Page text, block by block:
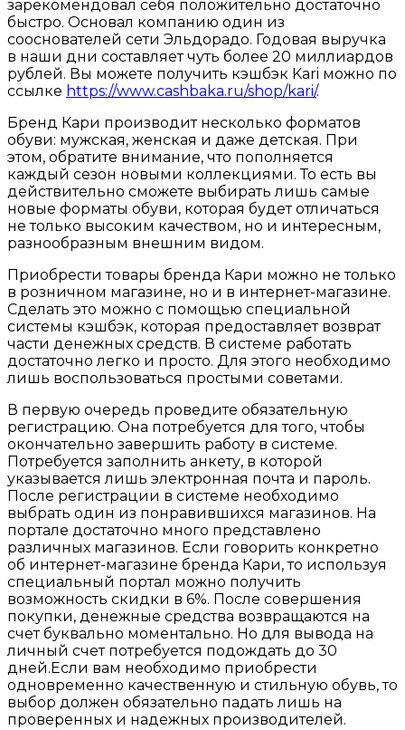
зарекомендовал себя положительно достаточно
быстро. Основал компанию один из
сооснователей сети Эльдорадо. Годовая выручка
в наши дни составляет чуть более 20 миллиардов
рублей. Вы можете получить кэшбэк Kari можно по
ссылке https://www.cashbaka.ru/shop/kari/.
Бренд Кари производит несколько форматов
обуви: мужская, женская и даже детская. При
этом, обратите внимание, что пополняется
каждый сезон новыми коллекциями. То есть вы
действительно сможете выбирать лишь самые
новые форматы обуви, которая будет отличаться
не только высоким качеством, но и интересным,
разнообразным внешним видом.
Приобрести товары бренда Кари можно не только
в розничном магазине, но и в интернет-магазине.
Сделать это можно с помощью специальной
системы кэшбэк, которая предоставляет возврат
части денежных средств. В системе работать
достаточно легко и просто. Для этого необходимо
лишь воспользоваться простыми советами.
В первую очередь проведите обязательную
регистрацию. Она потребуется для того, чтобы
окончательно завершить работу в системе.
Потребуется заполнить анкету, в которой
указывается лишь электронная почта и пароль.
После регистрации в системе необходимо
выбрать один из понравившихся магазинов. На
портале достаточно много представлено
различных магазинов. Если говорить конкретно
об интернет-магазине бренда Кари, то используя
специальный портал можно получить
возможность скидки в 6%. После совершения
покупки, денежные средства возвращаются на
счет буквально моментально. Но для вывода на
личный счет потребуется подождать до 30
дней.Если вам необходимо приобрести
одновременно качественную и стильную обувь, то
выбор должен обязательно падать лишь на
проверенных и надежных производителей.